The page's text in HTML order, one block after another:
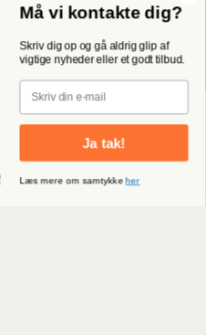
Må vi kontakte dig?
Skriv dig op og gå aldrig glip af
vigtige nyheder eller et godt tilbud.
Email
Ja tak!
Læs mere om samtykkeher